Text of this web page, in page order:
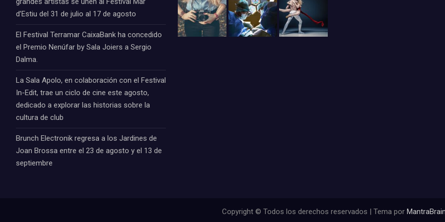
d’Estiu del 31 de julio al 17 de agosto
El Festival Terramar CaixaBank ha concedido
el Premio Nenúfar by Sala Joiers a Sergio
Dalma.
La Sala Apolo, en colaboración con el Festival
In-Edit, trae un ciclo de cine este agosto,
dedicado a explorar las historias sobre la
cultura de club
Brunch Electronik regresa a los Jardines de
Joan Brossa entre el 23 de agosto y el 13 de
septiembre
Copyright © Todos los derechos reservados | Tema por